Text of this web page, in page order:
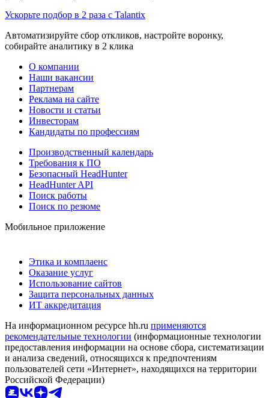
Ускорьте подбор в 2 раза с Talantix
Автоматизируйте сбор откликов, настройте воронку,
собирайте аналитику в 2 клика
О компании
Наши вакансии
Партнерам
Реклама на сайте
Новости и статьи
Инвесторам
Кандидаты по профессиям
Производственный календарь
Требования к ПО
Безопасный HeadHunter
HeadHunter API
Поиск работы
Поиск по резюме
Мобильное приложение
Этика и комплаенс
Оказание услуг
Использование сайтов
Защита персональных данных
ИТ аккредитация
На информационном ресурсе hh.ru применяются
рекомендательные технологии (информационные технологии
предоставления информации на основе сбора, систематизации
и анализа сведений, относящихся к предпочтениям
пользователей сети «Интернет», находящихся на территории
Российской Федерации)